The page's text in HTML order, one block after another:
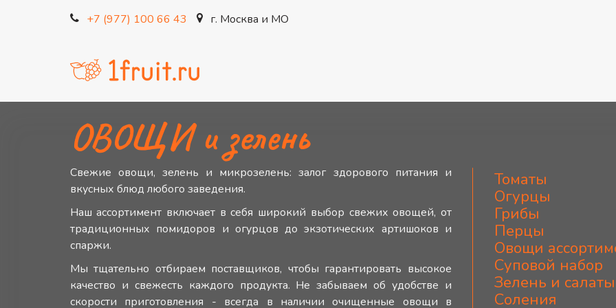
+7 (977) 100 66 43 г. Москва и МО
ОВОЩИ и зелень
Свежие овощи, зелень и микрозелень: залог здорового питания и
вкусных блюд любого заведения.
Наш ассортимент включает в себя широкий выбор свежих овощей, от
традиционных помидоров и огурцов до экзотических артишоков и
спаржи.
Мы тщательно отбираем поставщиков, чтобы гарантировать высокое
качество и свежесть каждого продукта. Не забываем об удобстве и
скорости приготовления - всегда в наличии очищенные овощи в
Томаты
Огурцы
Грибы
Перцы
Овощи
Суповой набор
Зелень и салаты
Соления